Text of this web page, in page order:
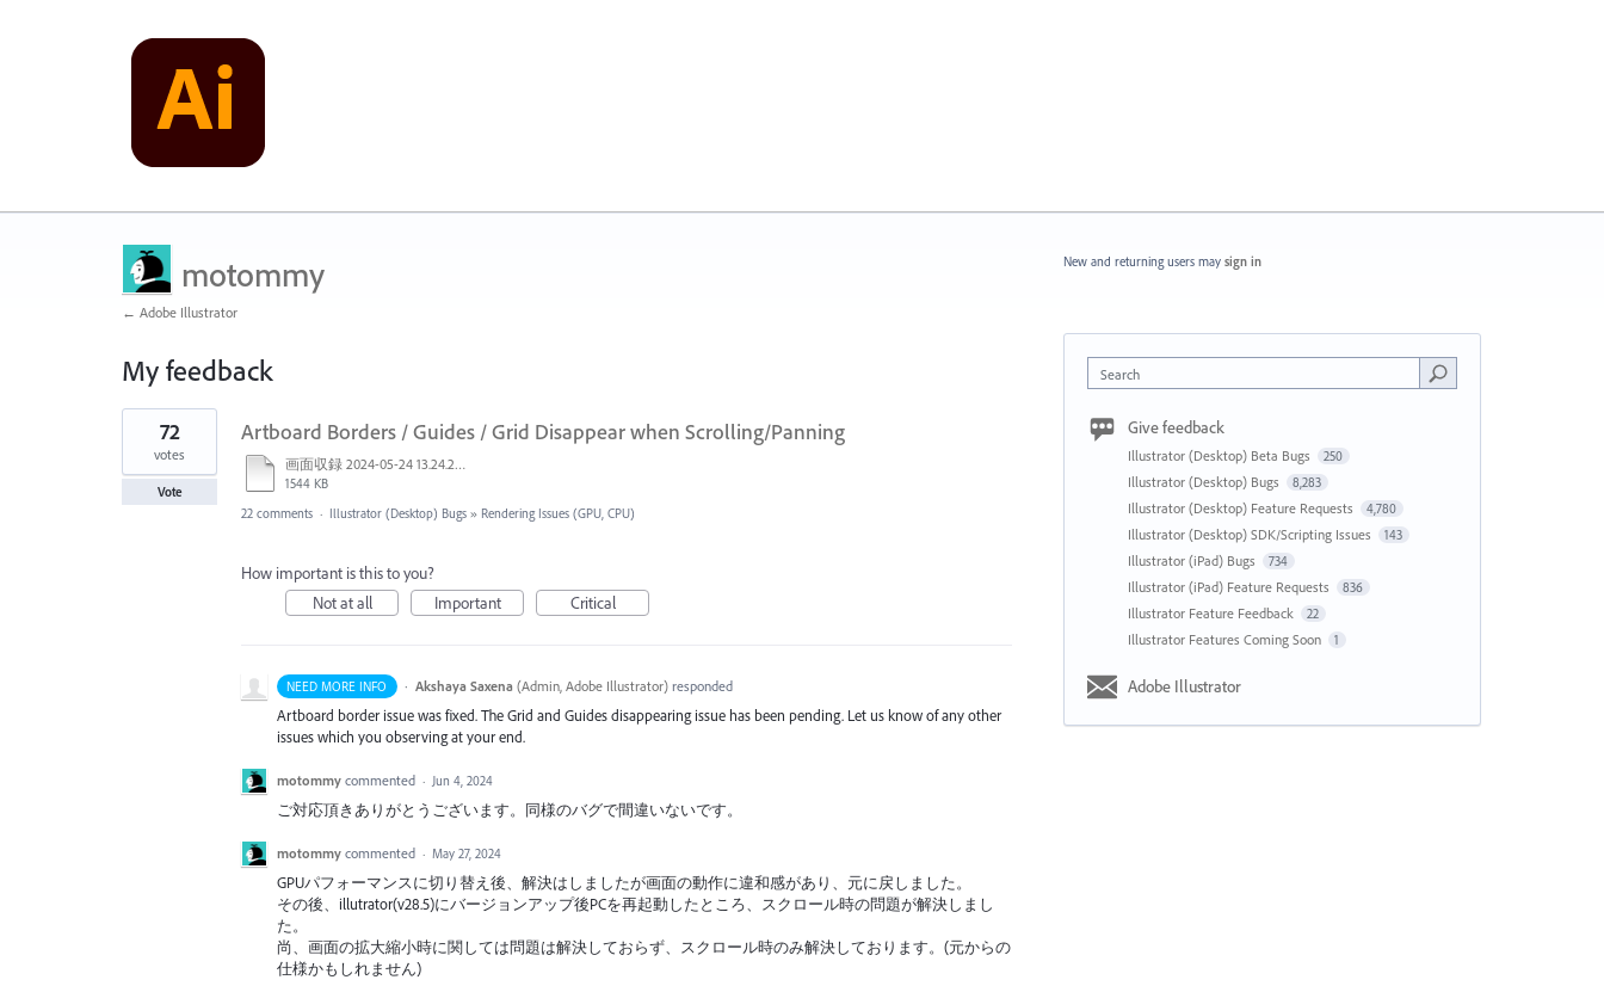
motommy
← Adobe Illustrator
My feedback
2
results
found
Artboard Borders / Guides / Grid Disappear when Scrolling/Panning
画面収録 2024-05-24 13.24.28.mov
1544 KB
72
votes
Vote
22 comments · Illustrator (Desktop) Bugs » Rendering Issues (GPU, CPU)
How important is this to you?
Not at all
Important Critical
NEED MORE INFO · Akshaya Saxena (Admin, Adobe Illustrator)responded
Artboard border issue was fixed. The Grid and Guides disappearing issue has been pending. Let us know of any other
issues which you observing at your end.
motommy commented · Jun 4, 2024
ご対応頂きありがとうございます。同様のバグで間違いないです。
motommy commented · May 27, 2024
GPUパフォーマンスに切り替え後、解決はしましたが画面の動作に違和感があり、元に戻しました。
その後、illutrator(v28.5)にバージョンアップ後PCを再起動したところ、スクロール時の問題が解決しまし
た。
尚、画面の拡大縮小時に関しては問題は解決しておらず、スクロール時のみ解決しております。(元からの
仕様かもしれません)
New and returning users may sign in
Search
Give feedback
Illustrator (Desktop) Beta Bugs 250
Illustrator (Desktop) Bugs 8,283
Illustrator (Desktop) Feature Requests 4,780
Illustrator (Desktop) SDK/Scripting Issues 143
Illustrator (iPad) Bugs 734
Illustrator (iPad) Feature Requests 836
Illustrator Feature Feedback 22
Illustrator Features Coming Soon 1
Adobe Illustrator